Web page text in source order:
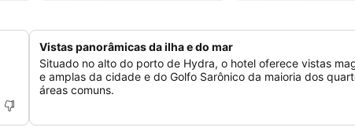
Vistas panorâmicas da ilha e do mar
Situado no alto do porto de Hydra, o hotel oferece vistas
e amplas da cidade e do Golfo Sarônico da maioria dos
áreas comuns.